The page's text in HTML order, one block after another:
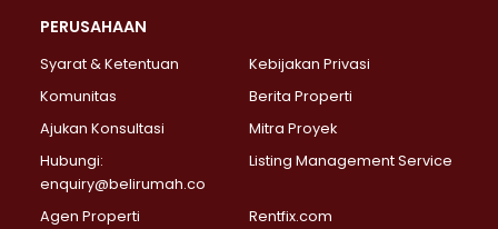
Properti Dijual di Lebak Bulus >
Properti Dijual di Gandaria Selatan >
Properti Dijual di Pondok Labu >
Properti Dijual di Lenteng Agung >
Properti Dijual di Senayan >
Properti Dijual di Pondok Pinang >
PERUSAHAAN
Syarat & Ketentuan
Kebijakan Privasi
Komunitas
Berita Properti
Ajukan Konsultasi
Mitra Proyek
Hubungi:
enquiry@belirumah.co
Listing Management Service
Agen Properti Rentfix.com